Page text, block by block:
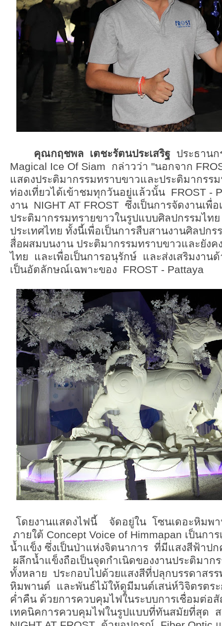
คุณกฤชพล เตชะรัตนประเสริฐ ประธานก
Magical Ice Of Siam กล่าวว่า "นอกจาก
แสดงประติมากรรมทราบขาวและประติมากรร
ท่องเที่ยวได้เข้าชมทุกวันอยู่แล้วนั้น FROST -
งาน NIGHT AT FROST ซึ่งเป็นการจัดงานเพื่
ประติมากรรมทรายขาวในรูปแบบศิลปกรรมไท
ประเทศไทย ทั้งนี้เพื่อเป็นการสืบสานงานศิลปก
สื่อผสมบนงาน ประติมากรรมทราบขาวและยังค
ไทย และเพื่อเป็นการอนุรักษ์ และส่งเสริมงาน
เป็นอัตลักษณ์เฉพาะของ FROST - Pattaya
โดยงานแสดงไฟนี้ จัดอยู่ใน โซนเดอะหิมพา
ภายใต้ Concept Voice of Himmapan เป็นกา
น้ำแข็ง ซึ่งเป็นป่าแห่งจิตนาการ ที่มีแสงสีฟ้าป
ผลึกน้ำแข็งถือเป็นจุดกำเนิดของงานประติมา
ทั้งหลาย ประกอบไปด้วยแสงสีที่ปลุกบรรดาสร
หิมพานต์ และพันธ์ไม้ให้ดูมีมนต์เสน่ห์วิจิตรตระ
ค่ำคืน ด้วยการควบคุมไฟในระบบการเชื่อมต่อ
เทคนิคการควบคุมไฟในรูปแบบที่ทันสมัยที่สุด ส